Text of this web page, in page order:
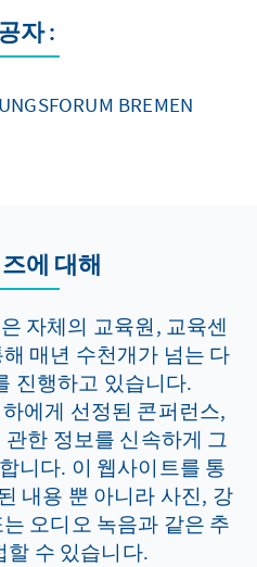
자 :
BREMEN
에 대해
자체의 교육원, 교육센
매년 수천개가 넘는 다
진행하고 있습니다.
에게 선정된 콘퍼런스,
한 정보를 신속하게 그
니다. 이 웹사이트를 통
내용 뿐 아니라 사진, 강
오디오 녹음과 같은 추
할 수 있습니다.